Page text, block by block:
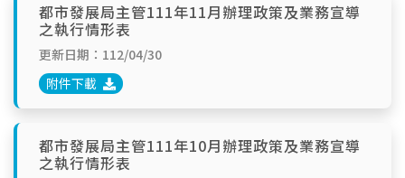
都市發展局主管111年11月辦理政策及業務宣導
之執行情形表
更新日期：112/04/30
附件下載
都市發展局主管111年10月辦理政策及業務宣導
之執行情形表